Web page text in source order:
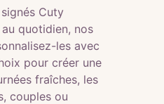
Cuty
quotidien, nos
les avec
pour créer une
fraîches, les
couples ou